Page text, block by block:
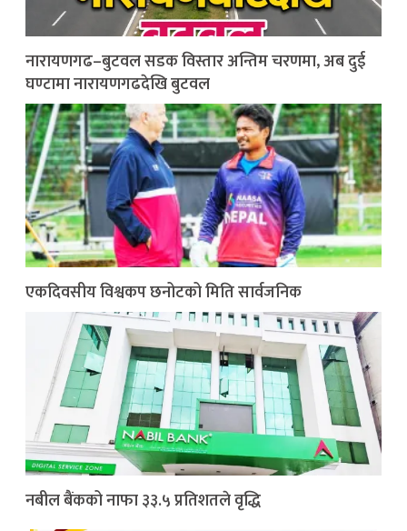
नारायणगढ–बुटवल सडक विस्तार अन्तिम चरणमा, अब दुई
घण्टामा नारायणगढदेखि बुटवल
एकदिवसीय विश्वकप छनोटको मिति सार्वजनिक
नबील बैंकको नाफा ३३.५ प्रतिशतले वृद्धि